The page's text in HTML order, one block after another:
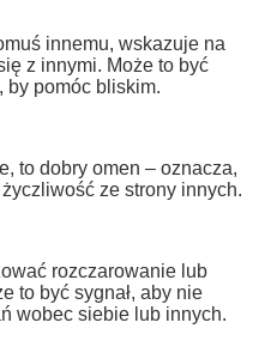
innemu, wskazuje na
z innymi. Może to być
by pomóc bliskim.
to dobry omen – oznacza,
ze strony innych.
rozczarowanie lub
to być sygnał, aby nie
wobec siebie lub innych.